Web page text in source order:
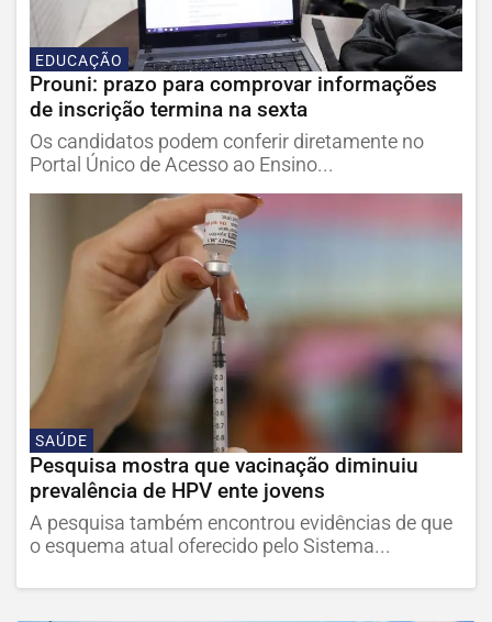
EDUCAÇÃO
Prouni: prazo para comprovar informações
de inscrição termina na sexta
Os candidatos podem conferir diretamente no
Portal Único de Acesso ao Ensino...
SAÚDE
Pesquisa mostra que vacinação diminuiu
prevalência de HPV ente jovens
A pesquisa também encontrou evidências de que
o esquema atual oferecido pelo Sistema...